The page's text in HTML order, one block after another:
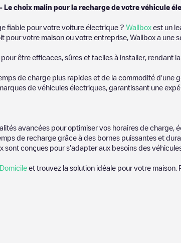
Le choix malin pour la recharge de votre véhicule
fiable pour votre voiture électrique ? Wallbox est un
pour votre maison ou votre entreprise, Wallbox a une
être efficaces, sûres et faciles à installer, rendant
de charge plus rapides et de la commodité d'une
de véhicules électriques, garantissant une
avancées pour optimiser vos horaires de charge,
de recharge grâce à des bornes puissantes et
sont conçues pour s'adapter aux besoins des
et trouvez la solution idéale pour votre